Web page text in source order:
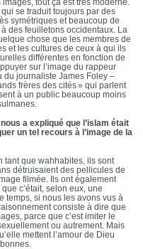
se traduit toujours par des
symétriques et beaucoup de
des feuilletons occidentaux. La
chose que les membres de
et les cultures de ceux à qui ils
différentes en fonction de
sur l’image du rappeur
du journaliste James Foley –
frères des cités » qui parlent
à un public beaucoup moins
a expliqué que l’islam était
un tel recours à l’image de la
tant que wahhabites, ils sont
détruisaient des pellicules de
filmée. Ils ont également
c’était, selon eux, une
temps, si nous les avons vus à
consiste à dire que
parce que c’est imiter le
ou autrement. Mais
mettent l’amour de Dieu